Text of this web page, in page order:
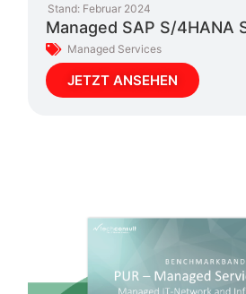
Stand: Februar 2024
Managed SAP S/4HANA
Managed Services
JETZT ANSEHEN